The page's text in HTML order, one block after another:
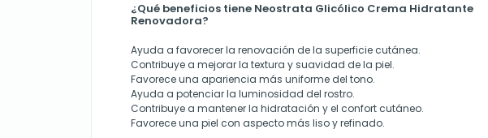
¿Qué beneficios tiene Neostrata Glicólico Crema Hidratante
Renovadora?
Ayuda a favorecer la renovación de la superficie cutánea.
Contribuye a mejorar la textura y suavidad de la piel.
Favorece una apariencia más uniforme del tono.
Ayuda a potenciar la luminosidad del rostro.
Contribuye a mantener la hidratación y el confort cutáneo.
Favorece una piel con aspecto más liso y refinado.